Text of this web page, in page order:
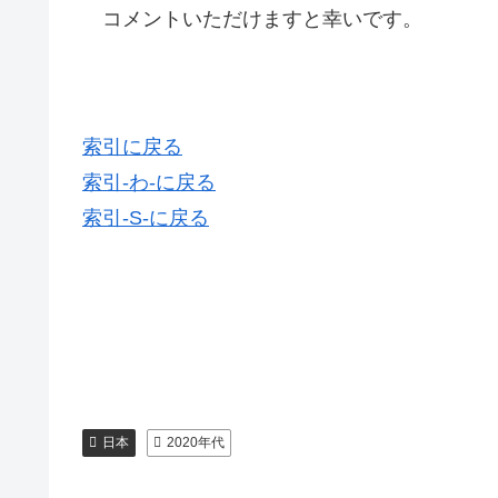
コメントいただけますと幸いです。
索引に戻る
索引-わ-に戻る
索引-S-に戻る
日本 2020年代